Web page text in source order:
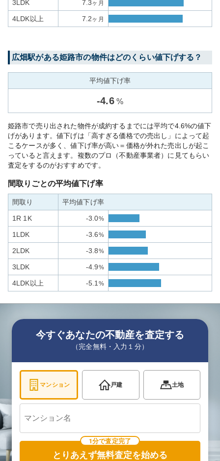
3LDK 7.3ヶ月
4LDK以上 7.2ヶ月
広畑駅がある姫路市の物件はどのくらい値下げする？
平均値下げ率
-4.6 %
姫路市で売り出された物件が成約するまでには平均で4.6%の値下
げがあります。値下げは「高すぎる価格での売出し」によって起
こるケースが多く、値下げ率が高い＝価格が外れた売出しが起こ
っていると言えます。複数のプロ（不動産事業者）に見てもらい
査定をするのがおすすめです。
間取りごとの平均値下げ率
間取り 平均値下げ率
1R 1K -3.0%
1LDK -3.6%
2LDK -3.8%
3LDK -4.9%
4LDK以上 -5.1 %
今すぐあなたの不動産を査定する
（完全無料・入力１分）
マンション 戸建 土地
1分で査定完了
とりあえず無料査定を始める